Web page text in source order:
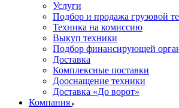
Услуги
Подбор и продажа грузовой
Техника на комиссию
Выкуп техники
Подбор финансирующей
Доставка
Комплексные поставки
Дооснащение техники
Доставка «До ворот»
Компания